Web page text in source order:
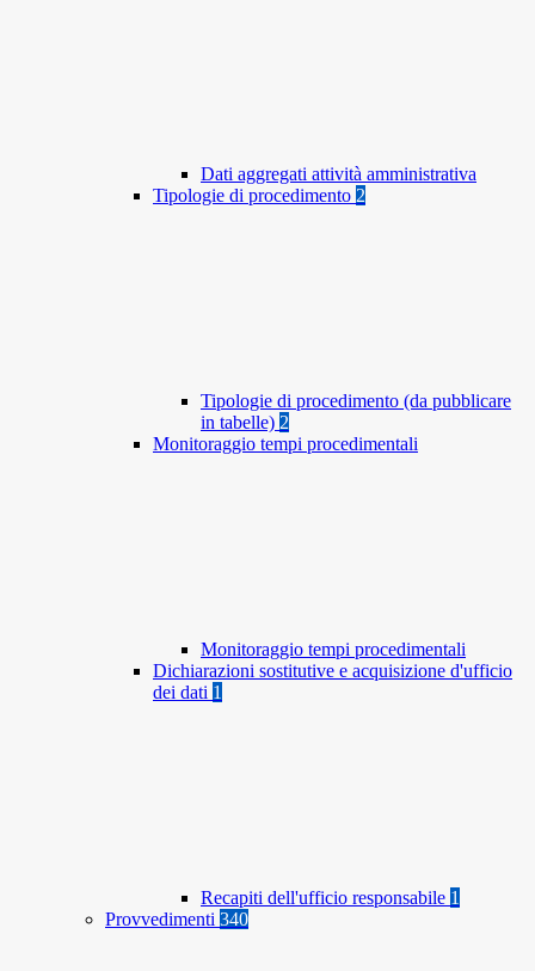
Dati aggregati attività amministrativa
Tipologie di procedimento 2
Tipologie di procedimento (da pubblicare
in tabelle) 2
Monitoraggio tempi procedimentali
Monitoraggio tempi procedimentali
Dichiarazioni sostitutive e acquisizione d'ufficio
dei dati 1
Recapiti dell'ufficio responsabile 1
Provvedimenti 340